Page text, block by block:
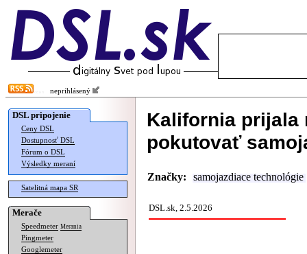
neprihlásený
DSL pripojenie
Ceny DSL
Dostupnosť DSL
Fórum o DSL
Výsledky meraní
Satelitná mapa SR
Merače
Speedmeter Merania
Pingmeter
Googlemeter
Kalifornia prijala
pokutovať
Značky: samojazdiace technológie
DSL.sk, 2.5.2026